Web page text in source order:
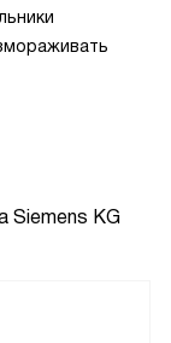
Siemens KG